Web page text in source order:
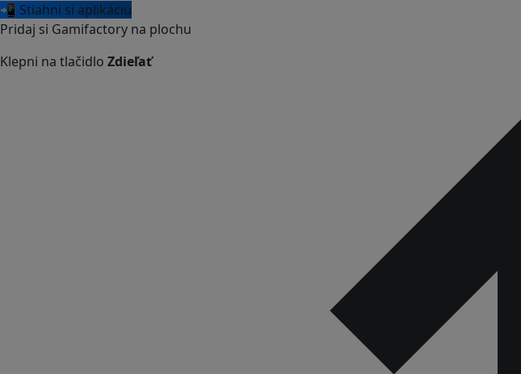
📲 Stiahni si aplikáciu
Pridaj si Gamifactory na plochu
Klepni na tlačidlo Zdieľať